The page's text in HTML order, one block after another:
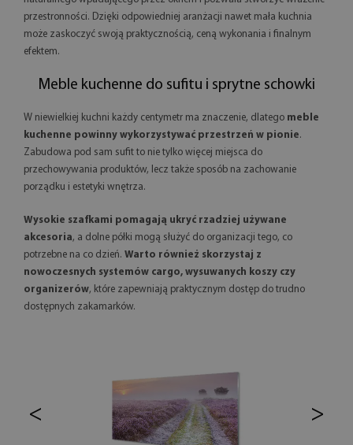
przestronności. Dzięki odpowiedniej aranżacji nawet mała kuchnia
może zaskoczyć swoją praktycznością, ceną wykonania i finalnym
efektem.
Meble kuchenne do sufitu i sprytne schowki
W niewielkiej kuchni każdy centymetr ma znaczenie, dlatego meble
kuchenne powinny wykorzystywać przestrzeń w pionie.
Zabudowa pod sam sufit to nie tylko więcej miejsca do
przechowywania produktów, lecz także sposób na zachowanie
porządku i estetyki wnętrza.
Wysokie szafkami pomagają ukryć rzadziej używane
akcesoria, a dolne półki mogą służyć do organizacji tego, co
potrzebne na co dzień. Warto również skorzystaj z
nowoczesnych systemów cargo, wysuwanych koszy czy
organizerów, które zapewniają praktycznym dostęp do trudno
dostępnych zakamarków.
< >